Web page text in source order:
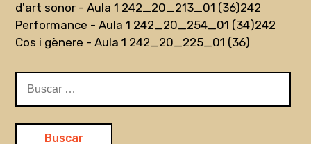
d'art sonor - Aula 1 242_20_213_01 (36)242
Performance - Aula 1 242_20_254_01 (34)242
Cos i gènere - Aula 1 242_20_225_01 (36)